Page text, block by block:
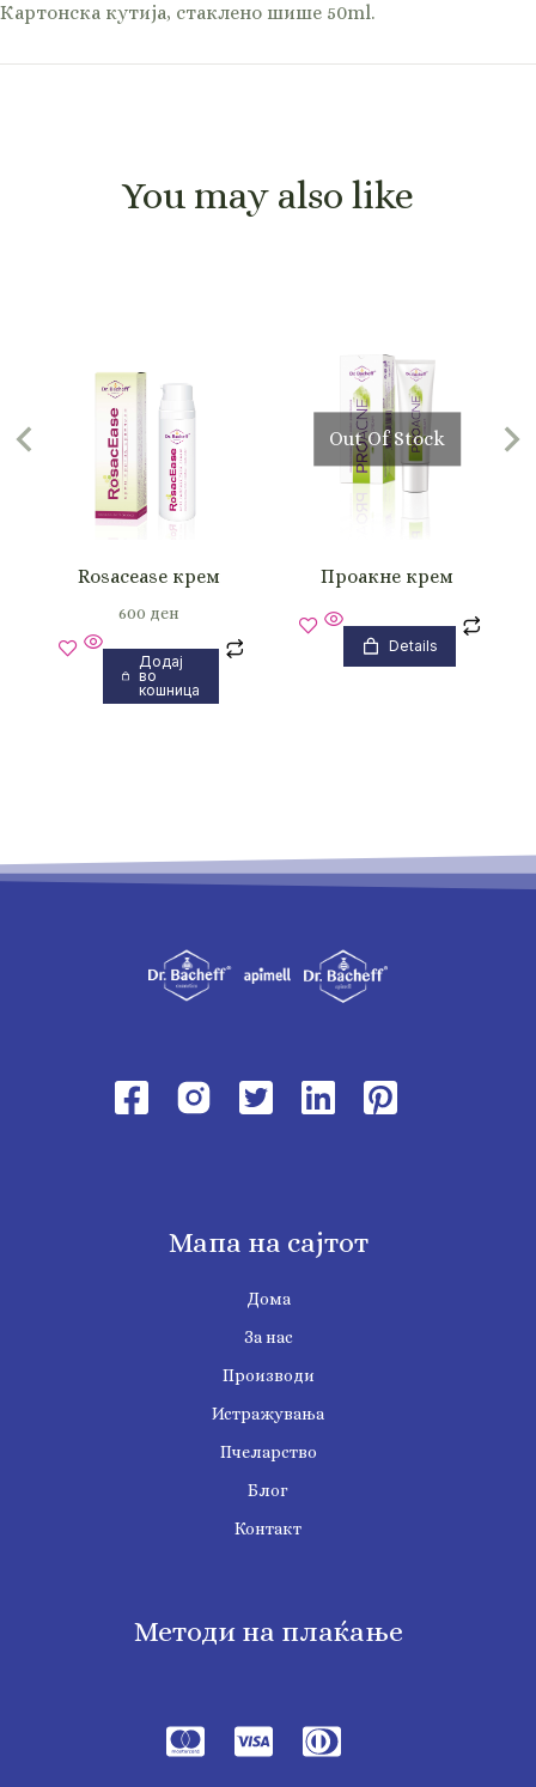
Картонска кутија, стаклено шише 50ml.
You may also like
Rosacease крем
600 ден
Додај
во
кошница
Out Of Stock
Проакне крем
Details
Мапа на сајтот
Дома
За нас
Производи
Истражувања
Пчеларство
Блог
Контакт
Методи на плаќање